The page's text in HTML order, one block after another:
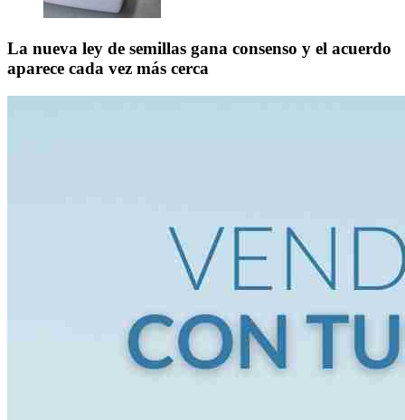
La nueva ley de semillas gana consenso y el acuerdo
aparece cada vez más cerca